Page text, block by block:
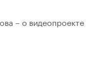
– о видеопроекте